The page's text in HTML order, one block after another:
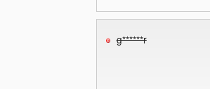
g******r